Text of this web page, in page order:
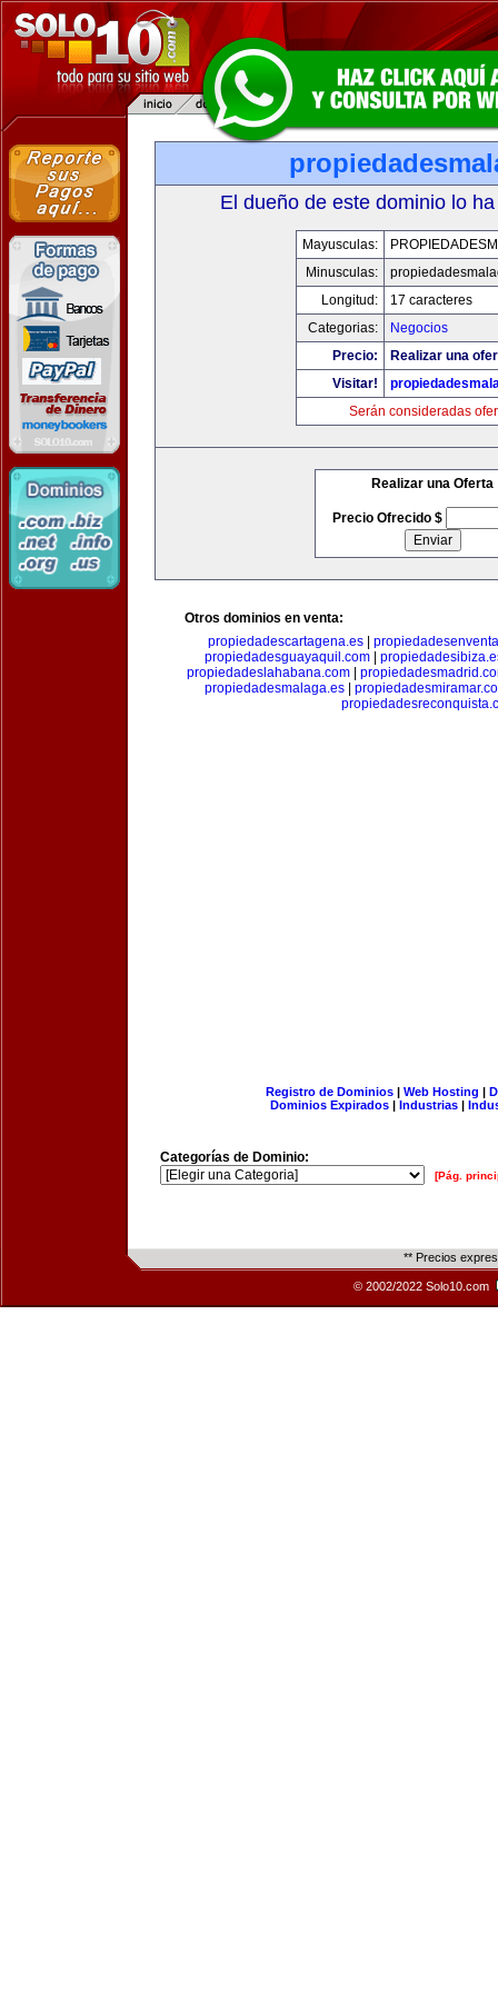
El dueño de este dominio lo
Mayusculas:
Minusculas:
Longitud:
17 caracteres
Categorias:
Negocios
Precio:
Realizar una
Visitar!
Serán consideradas
Realizar una Oferta
Precio Ofrecido $
Otros dominios en venta:
propiedadescartagena.es|
propiedadesguayaquil.com
propiedadeslahabana.com|
propiedadesmalaga.es|
Registro de Dominios| Web Hosting |
Dominios Expirados | Industrias |
Categorías de Dominio:
[Pág.
** Precios
© 2002/2022 Solo10.com